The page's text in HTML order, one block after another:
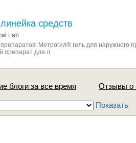
средств
Lab
Метрогил® гель для наружного
препарат для л
блоги за все время Отзывы о
Показать